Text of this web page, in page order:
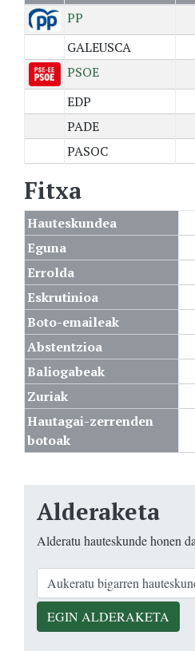
PP
GALEUSCA
PSOE
EDP
PADE
PASOC
Fitxa
Hauteskundea
Eguna
Errolda
Eskrutinioa
Boto-emaileak
Abstentzioa
Baliogabeak
Zuriak
Hautagai-zerrenden
botoak
Alderaketa
Alderatu hauteskunde honen
EGIN ALDERAKETA